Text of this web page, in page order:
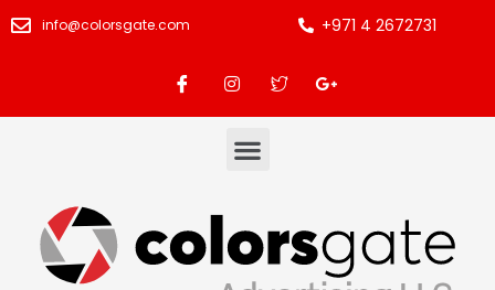
info@colorsgate.com +971 4 2672731